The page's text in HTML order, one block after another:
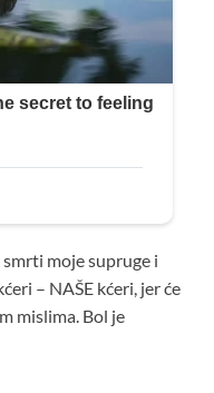
moje supruge i
– NAŠE kćeri, jer će
mislima. Bol je